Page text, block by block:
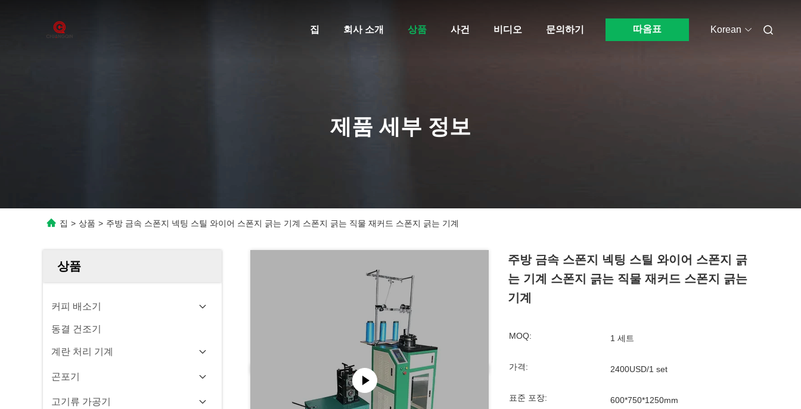
집 회사 소개 상품 사건 비디오 문의하기 따옴표 Korean
제품 세부 정보
집 > 상품 > 주방 금속 스폰지 넥팅 스틸 와이어 스폰지 긁는 기계 스폰지 긁는 직물 재커드 스폰지 긁는 기계
상품
커피 배소기
동결 건조기
계란 처리 기계
곤포기
고기류 가공기
주방 금속 스폰지 넥팅 스틸 와이어 스폰지 긁
는 기계 스폰지 긁는 직물 재커드 스폰지 긁는
기계
MOQ: 1 세트
가격: 2400USD/1 set
표준 포장: 600*750*1250mm